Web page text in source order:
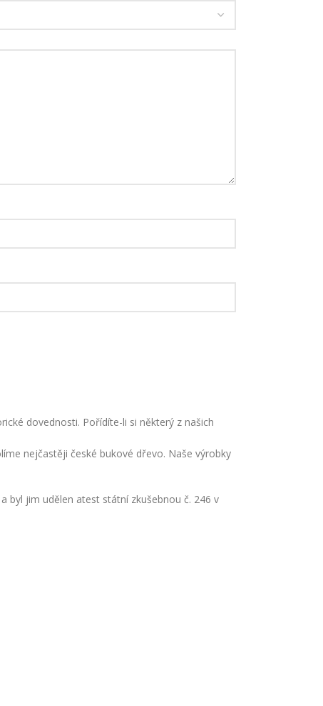
dovednosti. Pořídíte-li si některý z našich
nejčastěji české bukové dřevo. Naše výrobky
byl jim udělen atest státní zkušebnou č. 246 v